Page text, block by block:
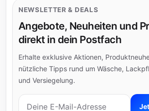
NEWSLETTER & DEALS
Angebote, Neuheiten und
direkt in dein Postfach
Erhalte exklusive Aktionen,
nützliche Tipps rund um Wäsche,
und Versiegelung.
E-Mail-Adresse